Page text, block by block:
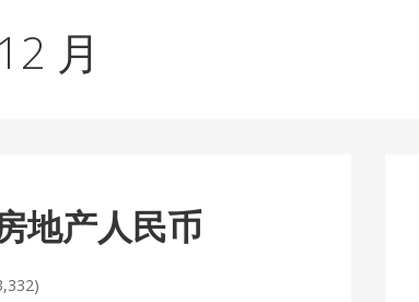
月
地产人民币